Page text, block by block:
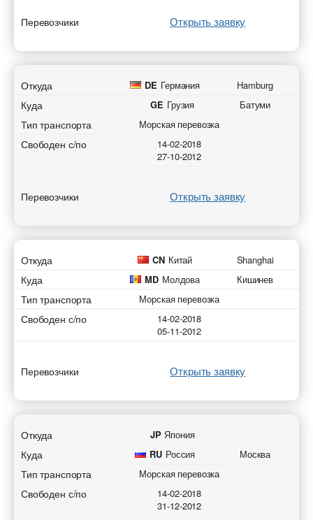
Перевозчики Открыть заявку
Откуда DE Германия Hamburg
Куда GE Грузия Батуми
Тип транспорта Морская перевозка
Свободен с/по
14-02-2018
27-10-2012
Перевозчики Открыть заявку
Откуда CN Китай Shanghai
Куда MD Молдова Кишинев
Тип транспорта Морская перевозка
Свободен с/по
14-02-2018
05-11-2012
Перевозчики Открыть заявку
Откуда JP Япония
Куда RU Россия Москва
Тип транспорта Морская перевозка
Свободен с/по
14-02-2018
31-12-2012